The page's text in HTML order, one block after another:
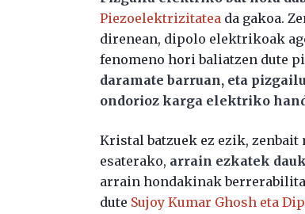
Piezoelektrizitatea da gakoa.
direnean, dipolo elektrikoak
fenomeno hori baliatzen dute
daramate barruan, eta
ondorioz karga elektriko
Kristal batzuek ez ezik,
esaterako, arrain ezkatek
arrain hondakinak
dute Sujoy Kumar Ghosh eta